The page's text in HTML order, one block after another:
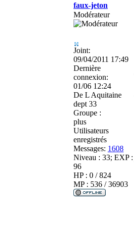
faux-jeton
Modérateur
Joint:
09/04/2011 17:49
Dernière
connexion:
01/06 12:24
De L Aquitaine
dept 33
Groupe :
plus
Utilisateurs
enregistrés
Messages: 1608
Niveau : 33; EXP :
96
HP : 0 / 824
MP : 536 / 36903